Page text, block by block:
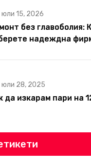
юли 15, 2026
без главоболия:
надеждна
юли 28, 2025
да изкарам пари на